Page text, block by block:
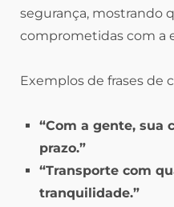
segurança, mostrando
comprometidas com a
Exemplos de frases de
“Com a gente, sua
prazo.”
“Transporte com
tranquilidade.”